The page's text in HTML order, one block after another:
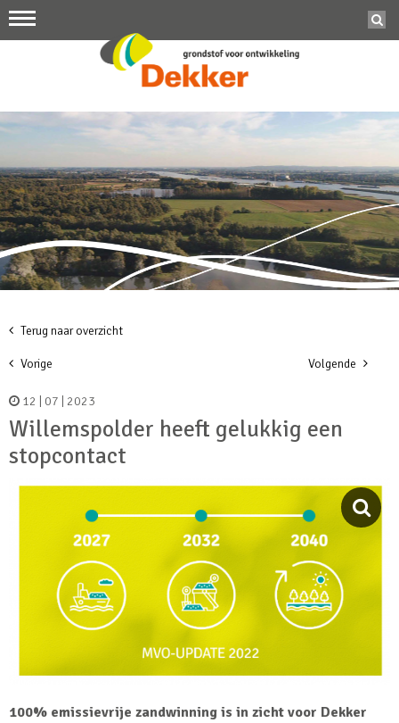
Terug naar overzicht
Vorige Volgende
12 | 07 | 2023
Willemspolder heeft gelukkig een
stopcontact
100% emissievrije zandwinning is in zicht voor Dekker